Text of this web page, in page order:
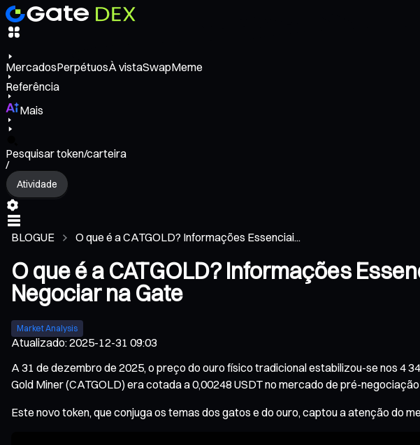
MercadosPerpétuosÀ vistaSwapMeme
Referência
Mais
Pesquisar token/carteira
/
Atividade
BLOGUE O que é a CATGOLD? Informações Essenciai...
O que é a CATGOLD? Informações
Negociar na Gate
Market Analysis
Atualizado:2025-12-31 09:03
A 31 de dezembro de 2025, o preço do ouro físico tradicional estabilizou-se nos 4
Gold Miner (CATGOLD) era cotada a 0,00248 USDT no mercado de pré-
Este novo token, que conjuga os temas dos gatos e do ouro, captou a atenção do